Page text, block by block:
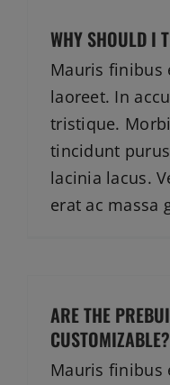
WHY SHOULD I
Mauris finibus
laoreet. In
tristique.
tincidunt
lacinia lacus.
erat ac massa
ARE THE
CUSTOMIZABLE?
Mauris finibus